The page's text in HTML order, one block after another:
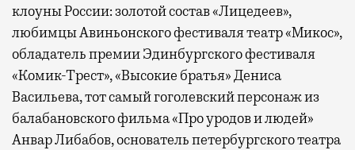
клоуны России: золотой состав «Лицедеев»,
любимцы Авиньонского фестиваля театр «Микос»,
обладатель премии Эдинбургского фестиваля
«Комик-Трест», «Высокие братья» Дениса
Васильева, тот самый гоголевский персонаж из
балабановского фильма «Про уродов и людей»
Анвар Либабов, основатель петербургского театра